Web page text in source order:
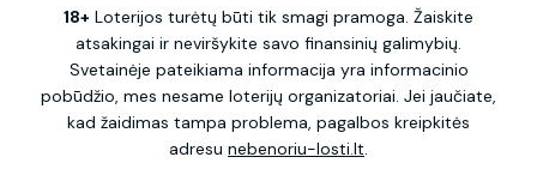
18+ Loterijos turėtų būti tik smagi pramoga. Žaiskite
atsakingai ir neviršykite savo finansinių galimybių.
Svetainėje pateikiama informacija yra informacinio
pobūdžio, mes nesame loterijų organizatoriai. Jei jaučiate,
kad žaidimas tampa problema, pagalbos kreipkitės
adresu nebenoriu-losti.lt.